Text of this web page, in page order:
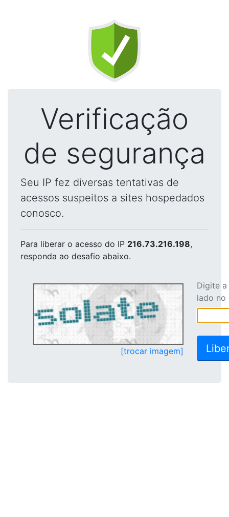
Verificação
de segurança
Seu IP fez diversas tentativas de
acessos suspeitos a sites hospedados
conosco.
Para liberar o acesso do IP 216.73.216.198,
responda ao desafio abaixo.
[trocar imagem]
Digite
lado no